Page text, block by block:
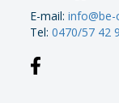
E-mail:info@be-
Tel:0470/57 42